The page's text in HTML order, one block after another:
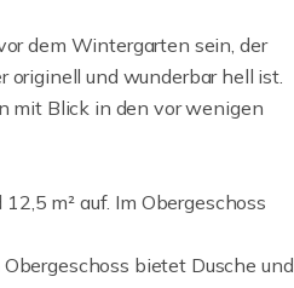
dem Wintergarten sein, der
originell und wunderbar hell ist.
mit Blick in den vor wenigen
m² auf. Im Obergeschoss
bietet Dusche und